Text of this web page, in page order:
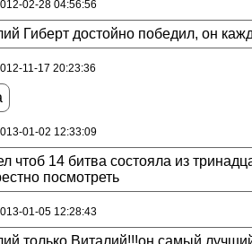
02-28 04:56:56
Гиберт достойно победил, он
11-17 20:23:36
01-02 12:33:09
чтоб 14 битва состояла из
посмотреть
01-05 12:28:43
Виталий!!!он самый